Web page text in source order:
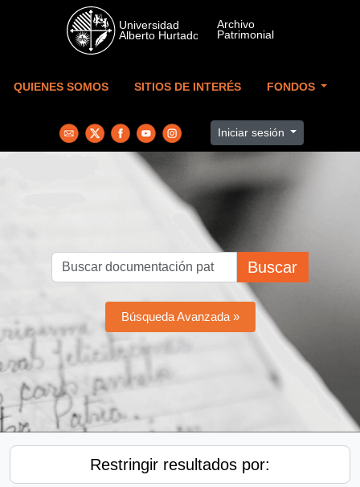
Skip to main content
QUIENES SOMOS SITIOS DE INTERÉS FONDOS
Iniciar sesión
Buscar
Búsqueda Avanzada »
Restringir resultados por: